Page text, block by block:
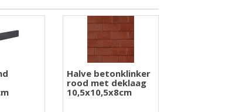
Halve betonklinker
rood met deklaag
10,5x10,5x8cm